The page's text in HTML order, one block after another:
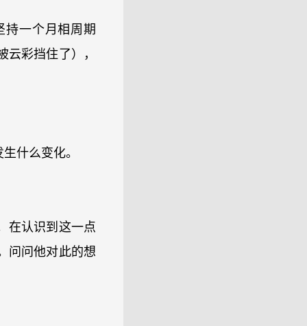
持一个月相周期
彩挡住了），
什么变化。
在认识到这一点
问问他对此的想